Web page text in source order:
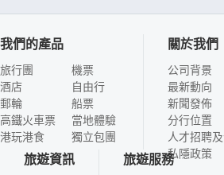
我們的產品
旅行團
酒店
郵輪
高鐵火車票
港玩港食
機票
自由行
船票
當地體驗
獨立包團
關於我們
公司背景
最新動向
新聞發佈
分行位置
人才招聘
私隱政策
旅遊資訊 旅遊服務